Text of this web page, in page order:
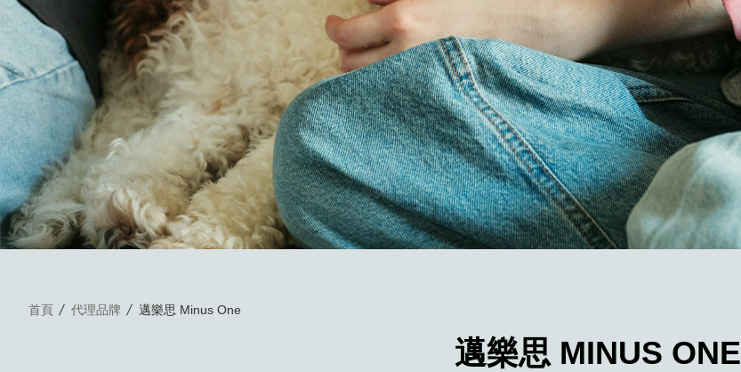
首頁 代理品牌 邁樂思 Minus One
邁樂思 MINUS ONE